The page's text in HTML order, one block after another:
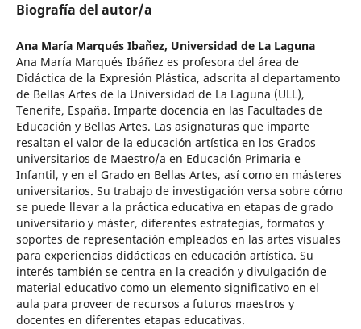
Biografía del autor/a
Ana María Marqués Ibañez, Universidad de La Laguna
Ana María Marqués Ibáñez es profesora del área de
Didáctica de la Expresión Plástica, adscrita al departamento
de Bellas Artes de la Universidad de La Laguna (ULL),
Tenerife, España. Imparte docencia en las Facultades de
Educación y Bellas Artes. Las asignaturas que imparte
resaltan el valor de la educación artística en los Grados
universitarios de Maestro/a en Educación Primaria e
Infantil, y en el Grado en Bellas Artes, así como en másteres
universitarios. Su trabajo de investigación versa sobre cómo
se puede llevar a la práctica educativa en etapas de grado
universitario y máster, diferentes estrategias, formatos y
soportes de representación empleados en las artes visuales
para experiencias didácticas en educación artística. Su
interés también se centra en la creación y divulgación de
material educativo como un elemento significativo en el
aula para proveer de recursos a futuros maestros y
docentes en diferentes etapas educativas.